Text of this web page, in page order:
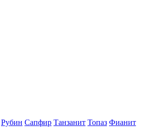
Рубин Сапфир Танзанит Топаз Фианит